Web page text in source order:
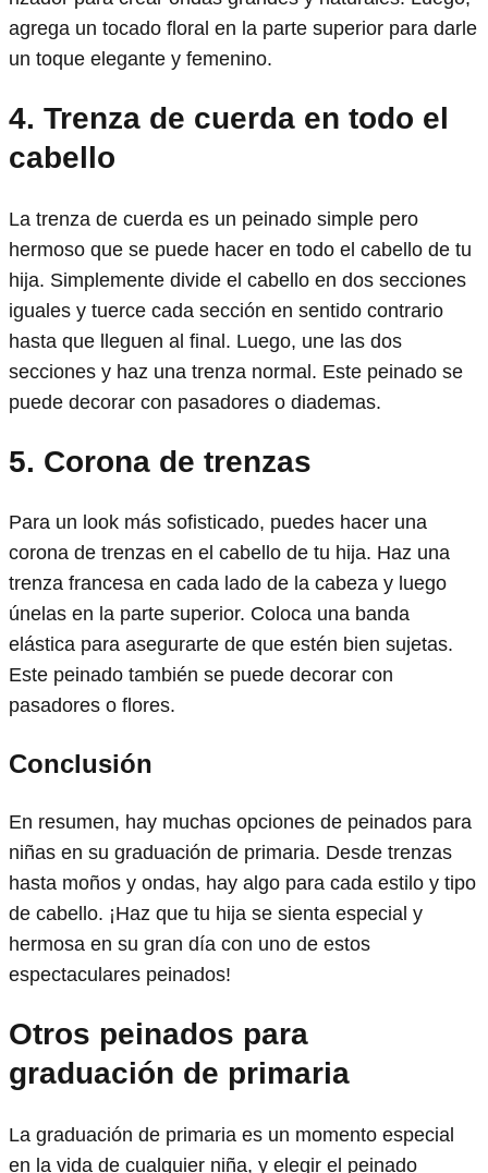
agrega un tocado floral en la parte superior para darle
un toque elegante y femenino.
4. Trenza de cuerda en todo el
cabello
La trenza de cuerda es un peinado simple pero
hermoso que se puede hacer en todo el cabello de tu
hija. Simplemente divide el cabello en dos secciones
iguales y tuerce cada sección en sentido contrario
hasta que lleguen al final. Luego, une las dos
secciones y haz una trenza normal. Este peinado se
puede decorar con pasadores o diademas.
5. Corona de trenzas
Para un look más sofisticado, puedes hacer una
corona de trenzas en el cabello de tu hija. Haz una
trenza francesa en cada lado de la cabeza y luego
únelas en la parte superior. Coloca una banda
elástica para asegurarte de que estén bien sujetas.
Este peinado también se puede decorar con
pasadores o flores.
Conclusión
En resumen, hay muchas opciones de peinados para
niñas en su graduación de primaria. Desde trenzas
hasta moños y ondas, hay algo para cada estilo y tipo
de cabello. ¡Haz que tu hija se sienta especial y
hermosa en su gran día con uno de estos
espectaculares peinados!
Otros peinados para
graduación de primaria
La graduación de primaria es un momento especial
en la vida de cualquier niña, y elegir el peinado